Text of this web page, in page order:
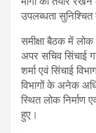
उपलब्धता
समीक्षा बैठक में लोक
अपर सचिव सिंचाई
शर्मा एवं सिंचाई
विभागों के अनेक
स्थित लोक निर्माण
हुए।